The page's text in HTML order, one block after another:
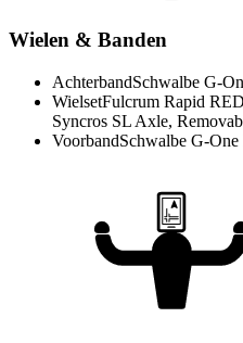
Wielen & Banden
AchterbandSchwalbe G-
WielsetFulcrum Rapid
Syncros SL Axle,
VoorbandSchwalbe G-